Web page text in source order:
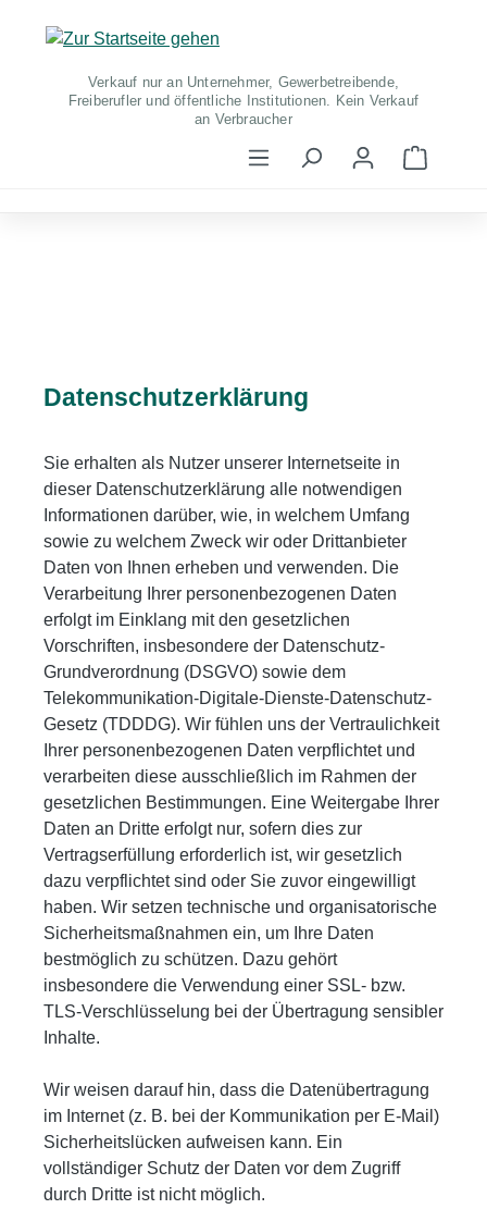
Zum Hauptinhalt springen
Verkauf nur an Unternehmer, Gewerbetreibende,
Freiberufler und öffentliche Institutionen. Kein Verkauf
an Verbraucher
Datenschutzerklärung
Sie erhalten als Nutzer unserer Internetseite in
dieser Datenschutzerklärung alle notwendigen
Informationen darüber, wie, in welchem Umfang
sowie zu welchem Zweck wir oder Drittanbieter
Daten von Ihnen erheben und verwenden. Die
Verarbeitung Ihrer personenbezogenen Daten
erfolgt im Einklang mit den gesetzlichen
Vorschriften, insbesondere der Datenschutz-
Grundverordnung (DSGVO) sowie dem
Telekommunikation-Digitale-Dienste-Datenschutz-
Gesetz (TDDDG). Wir fühlen uns der Vertraulichkeit
Ihrer personenbezogenen Daten verpflichtet und
verarbeiten diese ausschließlich im Rahmen der
gesetzlichen Bestimmungen. Eine Weitergabe Ihrer
Daten an Dritte erfolgt nur, sofern dies zur
Vertragserfüllung erforderlich ist, wir gesetzlich
dazu verpflichtet sind oder Sie zuvor eingewilligt
haben. Wir setzen technische und organisatorische
Sicherheitsmaßnahmen ein, um Ihre Daten
bestmöglich zu schützen. Dazu gehört
insbesondere die Verwendung einer SSL- bzw.
TLS-Verschlüsselung bei der Übertragung sensibler
Inhalte.
Wir weisen darauf hin, dass die Datenübertragung
im Internet (z. B. bei der Kommunikation per E-Mail)
Sicherheitslücken aufweisen kann. Ein
vollständiger Schutz der Daten vor dem Zugriff
durch Dritte ist nicht möglich.